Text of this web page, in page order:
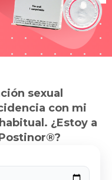
sexual
con mi
¿Estoy a